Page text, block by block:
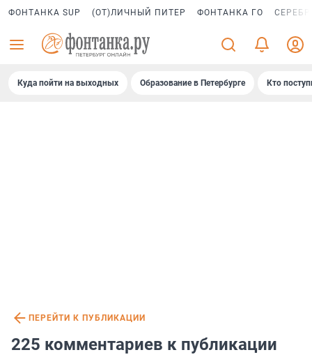
ФОНТАНКА SUP (ОТ)ЛИЧНЫЙ ПИТЕР ФОНТАНКА ГО
Куда пойти на выходных Образование в Петербурге Кто
ПЕРЕЙТИ К ПУБЛИКАЦИИ
225 комментариев к публикации